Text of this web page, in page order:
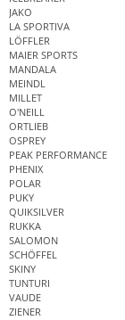
JAKO
LA SPORTIVA
LÖFFLER
MAIER SPORTS
MANDALA
MEINDL
MILLET
O'NEILL
ORTLIEB
OSPREY
PEAK PERFORMANCE
PHENIX
POLAR
PUKY
QUIKSILVER
RUKKA
SALOMON
SCHÖFFEL
SKINY
TUNTURI
VAUDE
ZIENER